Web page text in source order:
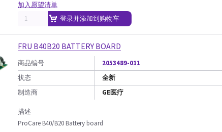
加入愿望清单
登录并添加到购物车
FRU B40B20 BATTERY BOARD
商品编号
2053489-011
状态
全新
制造商
GE医疗
描述
ProCare B40/B20 Battery board